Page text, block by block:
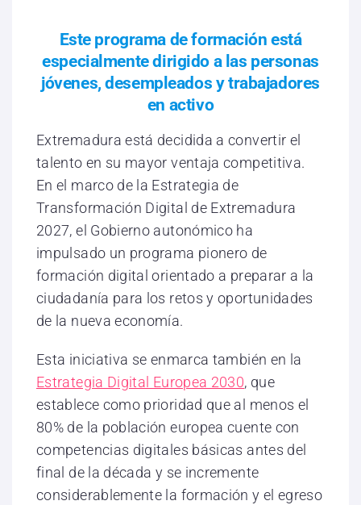
Este programa de formación está
especialmente dirigido a las personas
jóvenes, desempleados y trabajadores
en activo
Extremadura está decidida a convertir el
talento en su mayor ventaja competitiva.
En el marco de la Estrategia de
Transformación Digital de Extremadura
2027, el Gobierno autonómico ha
impulsado un programa pionero de
formación digital orientado a preparar a la
ciudadanía para los retos y oportunidades
de la nueva economía.
Esta iniciativa se enmarca también en la
Estrategia Digital Europea 2030, que
establece como prioridad que al menos el
80% de la población europea cuente con
competencias digitales básicas antes del
final de la década y se incremente
considerablemente la formación y el egreso